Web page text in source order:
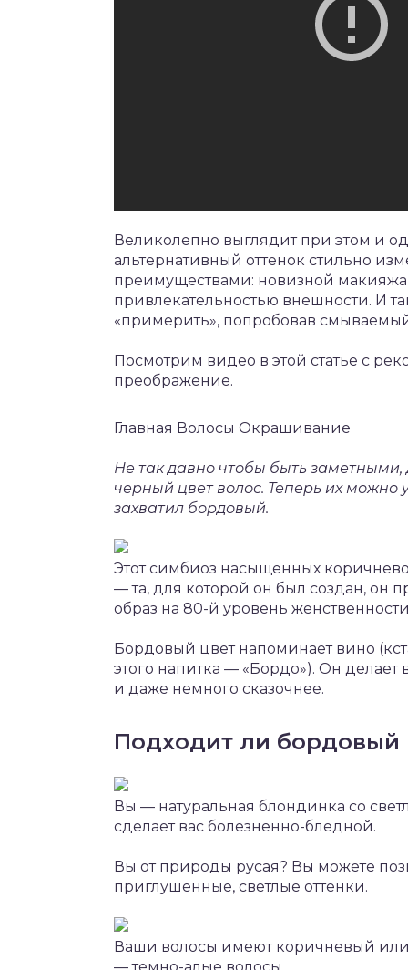
Великолепно выглядит при этом и
альтернативный оттенок стильно
преимуществами: новизной
привлекательностью внешности. И
«примерить», попробовав
Посмотрим видео в этой статье с
преображение.
Главная Волосы Окрашивание
Не так давно чтобы быть
черный цвет волос. Теперь их можно
захватил бордовый.
Этот симбиоз насыщенных
— та, для которой он был создан, он
образ на 80-й уровень
Бордовый цвет напоминает вино
этого напитка — «Бордо»). Он
и даже немного сказочнее.
Подходит ли бордовый
Вы — натуральная блондинка со
сделает вас болезненно-бледной.
Вы от природы русая? Вы можете
приглушенные, светлые оттенки.
Ваши волосы имеют коричневый